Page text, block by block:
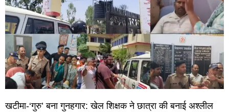
खटीमा-‘गुरु’ बना गुनहगार: खेल शिक्षक ने छात्रा की बनाई अश्लील